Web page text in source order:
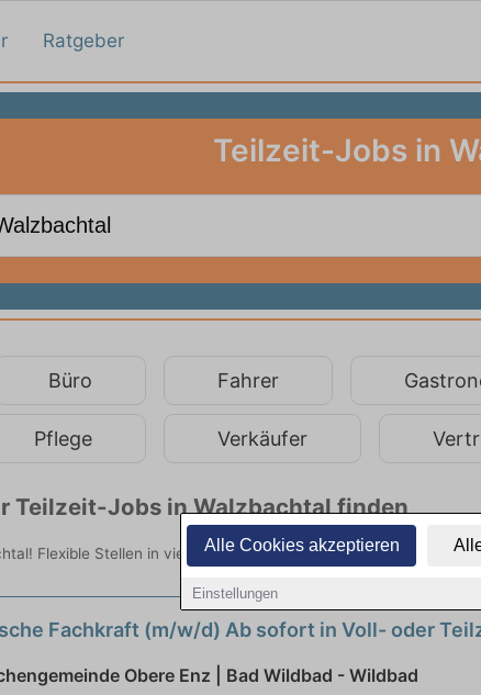
Alle Cookies akzeptieren
Einstellungen
Ratgeber
Teilzeit-Jobs in
Büro Fahrer
Pflege Verkäufer
Teilzeit-Jobs in Walzbachtal finden
Flexible Stellen in vielen Branchen. Jetzt bewerben!
Fachkraft (m/w/d) Ab sofort in Voll- oder
Obere Enz | Bad Wildbad - Wildbad